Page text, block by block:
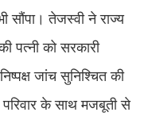
सौंपा। तेजस्वी ने राज्य
पत्नी को सरकारी
जांच सुनिश्चित की
परिवार के साथ मजबूती से